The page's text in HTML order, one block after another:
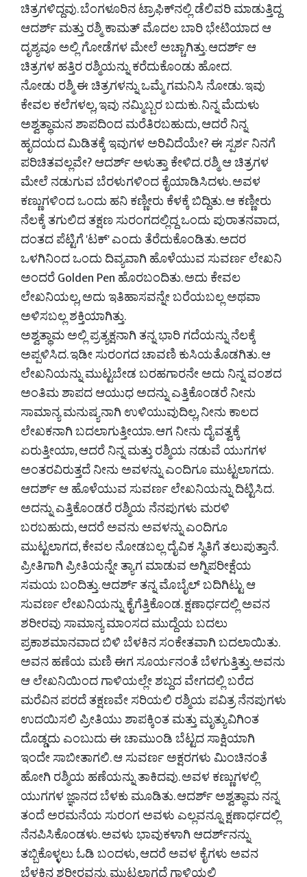
ಚಿತ್ರಗಳಿದ್ದವು. ಬೆಂಗಳೂರಿನ ಟ್ರಾಫಿಕ್‌ನಲ್ಲಿ ಡೆಲಿವರಿ ಮಾಡುತ್ತಿದ್ದ
ಆದರ್ಶ್ ಮತ್ತು ರಶ್ಮಿ ಕಾಮತ್ ಮೊದಲ ಬಾರಿ ಭೇಟಿಯಾದ ಆ
ದೃಶ್ಯವೂ ಅಲ್ಲಿ ಗೋಡೆಗಳ ಮೇಲೆ ಅಚ್ಚಾಗಿತ್ತು. ಆದರ್ಶ್ ಆ
ಚಿತ್ರಗಳ ಹತ್ತಿರ ರಶ್ಮಿಯನ್ನು ಕರೆದುಕೊಂಡು ಹೋದ.
ನೋಡು ರಶ್ಮಿ ಈ ಚಿತ್ರಗಳನ್ನು ಒಮ್ಮೆ ಗಮನಿಸಿ ನೋಡು. ಇವು
ಕೇವಲ ಕಲೆಗಳಲ್ಲ, ಇವು ನಮ್ಮಿಬ್ಬರ ಬದುಕು. ನಿನ್ನ ಮೆದುಳು
ಅಶ್ವತ್ಥಾಮನ ಶಾಪದಿಂದ ಮರೆತಿರಬಹುದು, ಆದರೆ ನಿನ್ನ
ಹೃದಯದ ಮಿಡಿತಕ್ಕೆ ಇವುಗಳ ಅರಿವಿದೆಯೇ? ಈ ಸ್ಪರ್ಶ ನಿನಗೆ
ಪರಿಚಿತವಲ್ಲವೇ? ಆದರ್ಶ್ ಅಳುತ್ತಾ ಕೇಳಿದ. ರಶ್ಮಿ ಆ ಚಿತ್ರಗಳ
ಮೇಲೆ ನಡುಗುವ ಬೆರಳುಗಳಿಂದ ಕೈಯಾಡಿಸಿದಳು. ಅವಳ
ಕಣ್ಣುಗಳಿಂದ ಒಂದು ಹನಿ ಕಣ್ಣೀರು ಕೆಳಕ್ಕೆ ಬಿದ್ದಿತು. ಆ ಕಣ್ಣೀರು
ನೆಲಕ್ಕೆ ತಗುಲಿದ ತಕ್ಷಣ ಸುರಂಗದಲ್ಲಿದ್ದ ಒಂದು ಪುರಾತನವಾದ,
ದಂತದ ಪೆಟ್ಟಿಗೆ 'ಟಕ್' ಎಂದು ತೆರೆದುಕೊಂಡಿತು. ಅದರ
ಒಳಗಿನಿಂದ ಒಂದು ದಿವ್ಯವಾಗಿ ಹೊಳೆಯುವ ಸುವರ್ಣ ಲೇಖನಿ
ಅಂದರೆ Golden Pen ಹೊರಬಂದಿತು. ಅದು ಕೇವಲ
ಲೇಖನಿಯಲ್ಲ, ಅದು ಇತಿಹಾಸವನ್ನೇ ಬರೆಯಬಲ್ಲ ಅಥವಾ
ಅಳಿಸಬಲ್ಲ ಶಕ್ತಿಯಾಗಿತ್ತು.
ಅಶ್ವತ್ಥಾಮ ಅಲ್ಲಿ ಪ್ರತ್ಯಕ್ಷನಾಗಿ ತನ್ನ ಭಾರಿ ಗದೆಯನ್ನು ನೆಲಕ್ಕೆ
ಅಪ್ಪಳಿಸಿದ. ಇಡೀ ಸುರಂಗದ ಚಾವಣಿ ಕುಸಿಯತೊಡಗಿತು. ಆ
ಲೇಖನಿಯನ್ನು ಮುಟ್ಟಬೇಡ ಬರಹಗಾರನೇ ಅದು ನಿನ್ನ ವಂಶದ
ಅಂತಿಮ ಶಾಪದ ಆಯುಧ ಅದನ್ನು ಎತ್ತಿಕೊಂಡರೆ ನೀನು
ಸಾಮಾನ್ಯ ಮನುಷ್ಯನಾಗಿ ಉಳಿಯುವುದಿಲ್ಲ, ನೀನು ಕಾಲದ
ಲೇಖಕನಾಗಿ ಬದಲಾಗುತ್ತೀಯಾ. ಆಗ ನೀನು ದೈವತ್ವಕ್ಕೆ
ಏರುತ್ತೀಯಾ, ಆದರೆ ನಿನ್ನ ಮತ್ತು ರಶ್ಮಿಯ ನಡುವೆ ಯುಗಗಳ
ಅಂತರವಿರುತ್ತದೆ ನೀನು ಅವಳನ್ನು ಎಂದಿಗೂ ಮುಟ್ಟಲಾಗದು.
ಆದರ್ಶ್ ಆ ಹೊಳೆಯುವ ಸುವರ್ಣ ಲೇಖನಿಯನ್ನು ದಿಟ್ಟಿಸಿದ.
ಅದನ್ನು ಎತ್ತಿಕೊಂಡರೆ ರಶ್ಮಿಯ ನೆನಪುಗಳು ಮರಳಿ
ಬರಬಹುದು, ಆದರೆ ಅವನು ಅವಳನ್ನು ಎಂದಿಗೂ
ಮುಟ್ಟಲಾಗದ, ಕೇವಲ ನೋಡಬಲ್ಲ ದೈವಿಕ ಸ್ಥಿತಿಗೆ ತಲುಪುತ್ತಾನೆ.
ಪ್ರೀತಿಗಾಗಿ ಪ್ರೀತಿಯನ್ನೇ ತ್ಯಾಗ ಮಾಡುವ ಅಗ್ನಿಪರೀಕ್ಷೆಯ
ಸಮಯ ಬಂದಿತ್ತು. ಆದರ್ಶ್ ತನ್ನ ಮೊಬೈಲ್ ಬದಿಗಿಟ್ಟು ಆ
ಸುವರ್ಣ ಲೇಖನಿಯನ್ನು ಕೈಗೆತ್ತಿಕೊಂಡ. ಕ್ಷಣಾರ್ಧದಲ್ಲಿ ಅವನ
ಶರೀರವು ಸಾಮಾನ್ಯ ಮಾಂಸದ ಮುದ್ದೆಯ ಬದಲು
ಪ್ರಕಾಶಮಾನವಾದ ಬಿಳಿ ಬೆಳಕಿನ ಸಂಕೇತವಾಗಿ ಬದಲಾಯಿತು.
ಅವನ ಹಣೆಯ ಮಣಿ ಈಗ ಸೂರ್ಯನಂತೆ ಬೆಳಗುತ್ತಿತ್ತು. ಅವನು
ಆ ಲೇಖನಿಯಿಂದ ಗಾಳಿಯಲ್ಲೇ ಶಬ್ದದ ವೇಗದಲ್ಲಿ ಬರೆದ
ಮರೆವಿನ ಪರದೆ ತಕ್ಷಣವೇ ಸರಿಯಲಿ ರಶ್ಮಿಯ ಪವಿತ್ರ ನೆನಪುಗಳು
ಉದಯಿಸಲಿ ಪ್ರೀತಿಯು ಶಾಪಕ್ಕಿಂತ ಮತ್ತು ಮೃತ್ಯುವಿಗಿಂತ
ದೊಡ್ಡದು ಎಂಬುದು ಈ ಚಾಮುಂಡಿ ಬೆಟ್ಟದ ಸಾಕ್ಷಿಯಾಗಿ
ಇಂದೇ ಸಾಬೀತಾಗಲಿ. ಆ ಸುವರ್ಣ ಅಕ್ಷರಗಳು ಮಿಂಚಿನಂತೆ
ಹೋಗಿ ರಶ್ಮಿಯ ಹಣೆಯನ್ನು ತಾಕಿದವು. ಅವಳ ಕಣ್ಣುಗಳಲ್ಲಿ
ಯುಗಗಳ ಜ್ಞಾನದ ಬೆಳಕು ಮೂಡಿತು. ಆದರ್ಶ್ ಅಶ್ವತ್ಥಾಮ ನನ್ನ
ತಂದೆ ಅರಮನೆಯ ಸುರಂಗ ಅವಳು ಎಲ್ಲವನ್ನೂ ಕ್ಷಣಾರ್ಧದಲ್ಲಿ
ನೆನಪಿಸಿಕೊಂಡಳು. ಅವಳು ಭಾವುಕಳಾಗಿ ಆದರ್ಶ್‌ನನ್ನು
ತಬ್ಬಿಕೊಳ್ಳಲು ಓಡಿ ಬಂದಳು, ಆದರೆ ಅವಳ ಕೈಗಳು ಅವನ